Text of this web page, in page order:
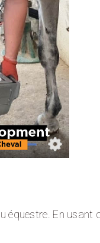
équestre. En usant